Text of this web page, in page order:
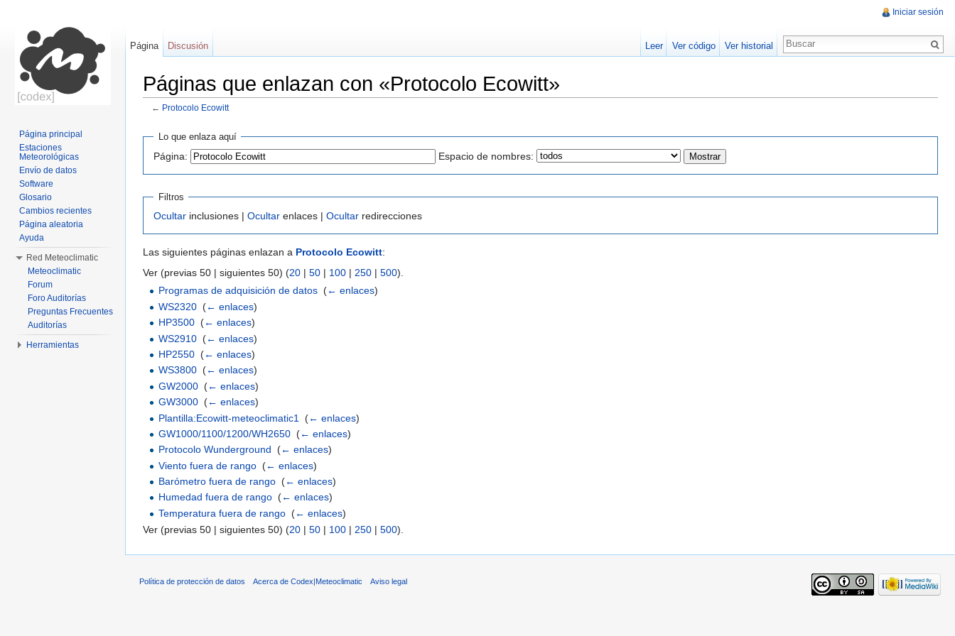
Páginas que enlazan con «Protocolo Ecowitt»
← Protocolo Ecowitt
Lo que enlaza aquí
Página: Espacio de nombres:
Filtros
Ocultar inclusiones | Ocultar enlaces | Ocultar redirecciones
Las siguientes páginas enlazan a Protocolo Ecowitt:
Ver (previas 50 | siguientes 50) (20 | 50 | 100 | 250 | 500).
Programas de adquisición de datos (← enlaces)
WS2320 (← enlaces)
HP3500 (← enlaces)
WS2910 (← enlaces)
HP2550 (← enlaces)
WS3800 (← enlaces)
GW2000 (← enlaces)
GW3000 (← enlaces)
Plantilla:Ecowitt-meteoclimatic1
(← enlaces)
GW1000/1100/1200/WH2650 (← enlaces)
Protocolo Wunderground
(← enlaces)
Viento fuera de rango (← enlaces)
Barómetro fuera de rango (← enlaces)
Humedad fuera de rango (← enlaces)
Temperatura fuera de rango (← enlaces)
Ver (previas 50 | siguientes 50) (20 | 50 | 100 | 250 | 500).
Iniciar sesión
Página Discusión Leer Ver código Ver historial
Página principal
Estaciones
Meteorológicas
Envío de datos
Software
Glosario
Cambios recientes
Página aleatoria
Ayuda
Red Meteoclimatic
Meteoclimatic
Forum
Foro Auditorías
Preguntas Frecuentes
Auditorías
Herramientas
Política de protección de datos Acerca de Codex|Meteoclimatic Aviso legal